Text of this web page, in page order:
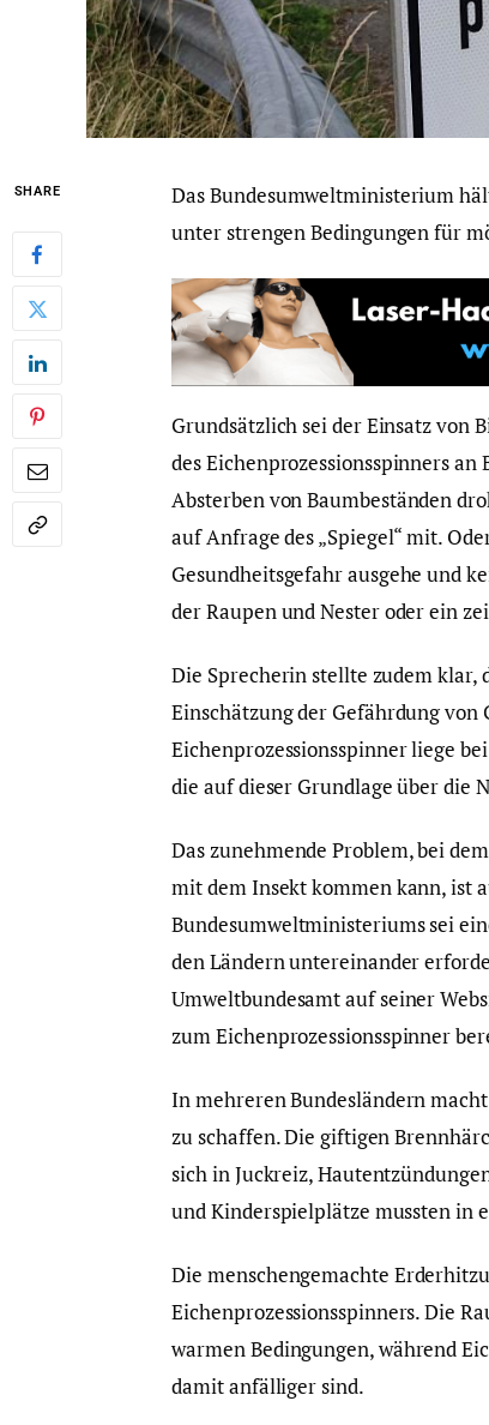
SHARE
Das Bundesumweltministerium
unter strengen Bedingungen für
Grundsätzlich sei der Einsatz von
des Eichenprozessionsspinners
Absterben von Baumbeständen
auf Anfrage des „Spiegel“ mit.
Gesundheitsgefahr ausgehe und
der Raupen und Nester oder ein
Die Sprecherin stellte zudem klar,
Einschätzung der Gefährdung von
Eichenprozessionsspinner liege
die auf dieser Grundlage über die
Das zunehmende Problem, bei
mit dem Insekt kommen kann, ist
Bundesumweltministeriums sei
den Ländern untereinander
Umweltbundesamt auf seiner
zum Eichenprozessionsspinner
In mehreren Bundesländern
zu schaffen. Die giftigen
sich in Juckreiz,
und Kinderspielplätze mussten in
Die menschengemachte
Eichenprozessionsspinners. Die
warmen Bedingungen, während
damit anfälliger sind.